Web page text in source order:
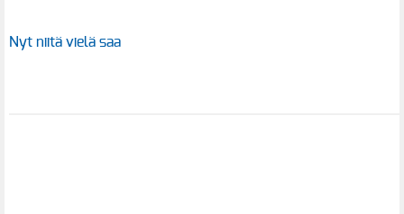
Nyt niitä vielä saa